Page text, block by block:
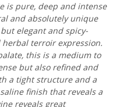
is pure, deep and intense
and absolutely unique
elegant and spicy-
terroir expression.
this is a medium to
but also refined and
a tight structure and a
finish that reveals a
reveals great